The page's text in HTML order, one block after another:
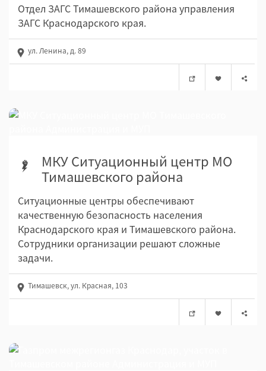
Отдел ЗАГС Тимашевского района управления
ЗАГС Краснодарского края.
ул. Ленина, д. 89
МКУ Ситуационный центр МО
Тимашевского района
Ситуационные центры обеспечивают
качественную безопасность населения
Краснодарского края и Тимашевского района.
Сотрудники организации решают сложные
задачи.
Тимашевск, ул. Красная, 103